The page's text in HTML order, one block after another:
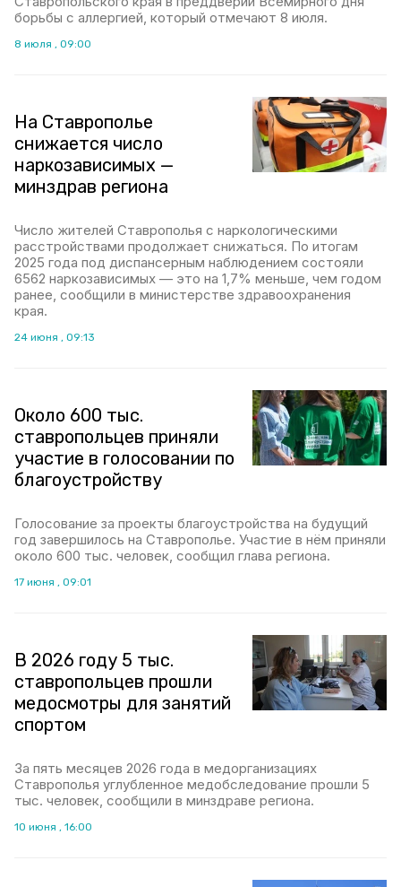
борьбы с аллергией, который отмечают 8 июля.
8 июля , 09:00
На Ставрополье
снижается число
наркозависимых —
минздрав региона
Число жителей Ставрополья с наркологическими
расстройствами продолжает снижаться. По итогам
2025 года под диспансерным наблюдением состояли
6562 наркозависимых — это на 1,7% меньше, чем годом
ранее, сообщили в министерстве здравоохранения
края.
24 июня , 09:13
Около 600 тыс.
ставропольцев приняли
участие в голосовании по
благоустройству
Голосование за проекты благоустройства на будущий
год завершилось на Ставрополье. Участие в нём приняли
около 600 тыс. человек, сообщил глава региона.
17 июня , 09:01
В 2026 году 5 тыс.
ставропольцев прошли
медосмотры для занятий
спортом
За пять месяцев 2026 года в медорганизациях
Ставрополья углубленное медобследование прошли 5
тыс. человек, сообщили в минздраве региона.
10 июня , 16:00